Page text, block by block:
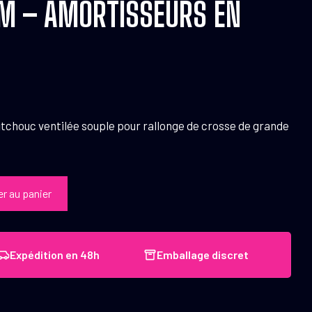
– AMORTISSEURS EN
ventilée souple pour rallonge de crosse de grande
au panier
Expédition en 48h Emballage discret